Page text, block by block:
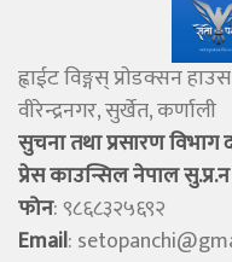
ह्वाईट विङ्गस् प्राेडक्सन
वीरेन्द्रनगर, सुर्खेत, कर्णाली
सुचना तथा प्रसारण विभाग
प्रेस काउन्सिल नेपाल
फोन: ९८६८३२५६९२
Email: